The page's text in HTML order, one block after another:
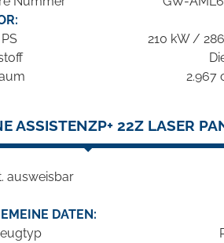
210 kW /
2.967
ASSISTENZP+ 22Z LASER
ausweisbar
DATEN: